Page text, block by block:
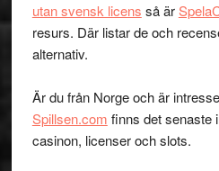
utan svensk licens så är
resurs. Där listar de och
alternativ.
Är du från Norge och är
Spillsen.com finns det senaste
casinon, licenser och slots.